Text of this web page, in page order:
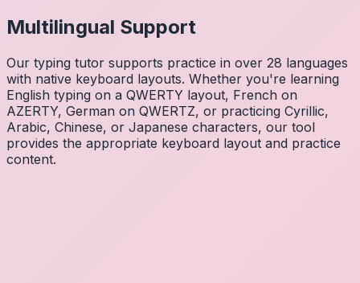
Multilingual Support
Our typing tutor supports practice in over 28 languages
with native keyboard layouts. Whether you're learning
English typing on a QWERTY layout, French on
AZERTY, German on QWERTZ, or practicing Cyrillic,
Arabic, Chinese, or Japanese characters, our tool
provides the appropriate keyboard layout and practice
content.